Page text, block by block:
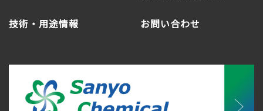
技術・用途情報 お問い合わせ